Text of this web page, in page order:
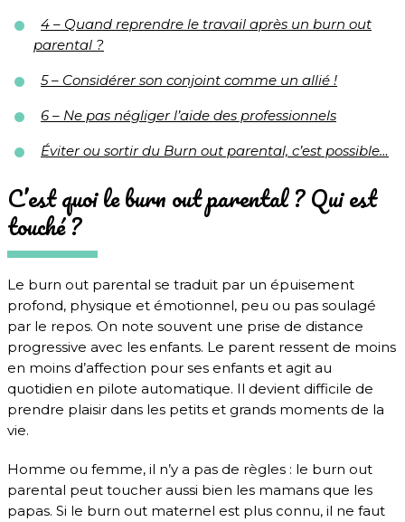
4 – Quand reprendre le travail après un burn out
parental ?
5 – Considérer son conjoint comme un allié !
6 – Ne pas négliger l’aide des professionnels
Éviter ou sortir du Burn out parental, c’est possible…
C’est quoi le burn out parental ? Qui est
touché ?
Le burn out parental se traduit par un épuisement
profond, physique et émotionnel, peu ou pas soulagé
par le repos. On note souvent une prise de distance
progressive avec les enfants. Le parent ressent de moins
en moins d’affection pour ses enfants et agit au
quotidien en pilote automatique. Il devient difficile de
prendre plaisir dans les petits et grands moments de la
vie.
Homme ou femme, il n’y a pas de règles : le burn out
parental peut toucher aussi bien les mamans que les
papas. Si le burn out maternel est plus connu, il ne faut